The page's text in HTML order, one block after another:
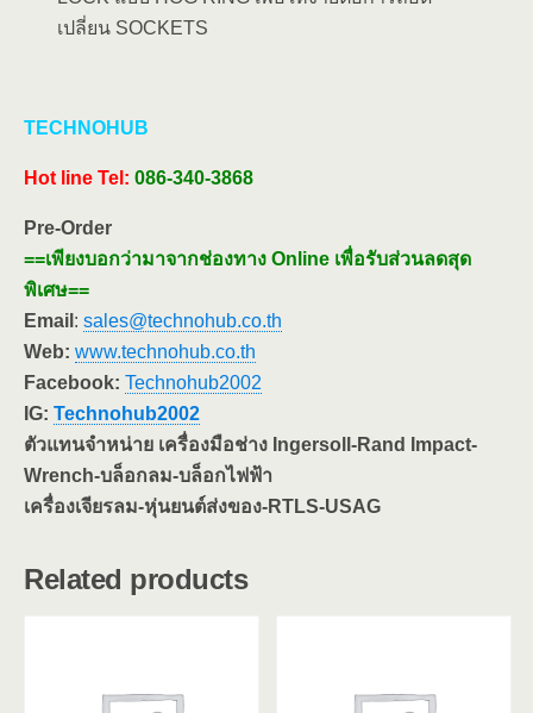
เปลี่ยน SOCKETS
TECHNOHUB
Hot line Tel: 086-340-3868
Pre-Order
==เพียงบอกว่ามาจากช่องทาง Online เพื่อรับส่วนลดสุด
พิเศษ==
Email : sales@technohub.co.th
Web: www.technohub.co.th
Facebook: Technohub2002
IG: Technohub2002
ตัวแทนจำหน่าย เครื่องมือช่าง Ingersoll-Rand Impact-
Wrench-บล็อกลม-บล็อกไฟฟ้า
เครื่องเจียรลม-หุ่นยนต์ส่งของ-RTLS-USAG
Related products